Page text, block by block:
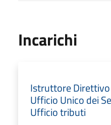
Incarichi
Istruttore
Ufficio Unico dei
Ufficio tributi